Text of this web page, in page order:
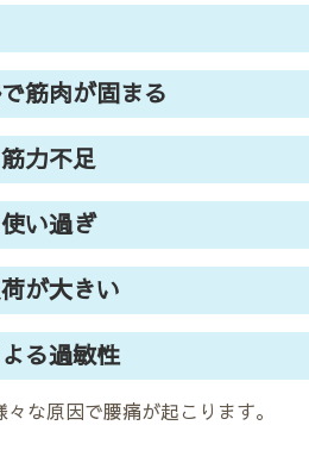
筋肉が固まる
筋力不足
い過ぎ
が大きい
る過敏性
な原因で腰痛が起こります。